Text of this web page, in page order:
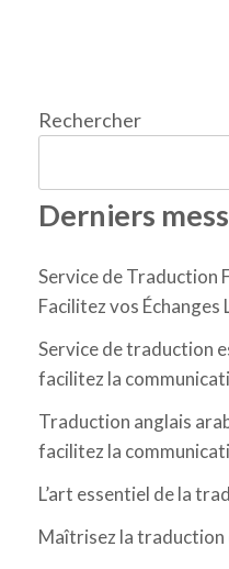
Rechercher
Derniers
Service de Traduction
Facilitez vos Échanges
Service de traduction
facilitez la
Traduction anglais
facilitez la
L’art essentiel de la
Maîtrisez la traduction